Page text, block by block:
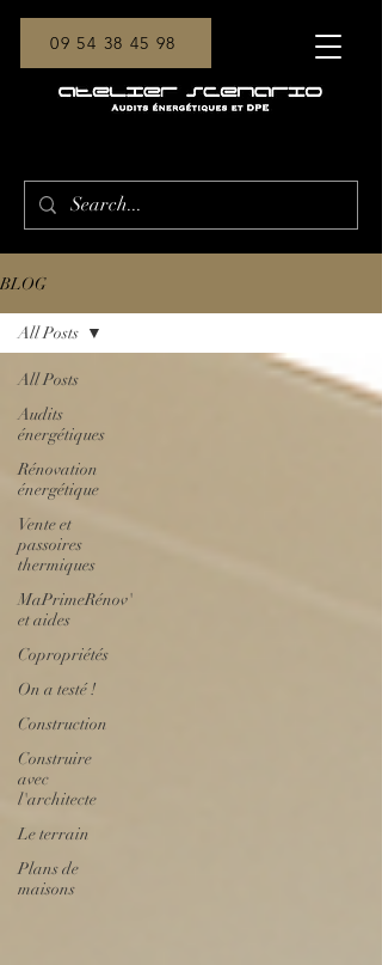
09 54 38 45 98
BLOG
All Posts
Audits
énergétiques
Rénovation
énergétique
Vente et
passoires
thermiques
MaPrimeRénov'
et aides
Copropriétés
On a testé !
Construction
Construire
avec
l'architecte
Le terrain
Plans de
maisons
All Posts